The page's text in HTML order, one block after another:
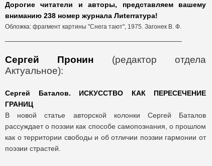
Дорогие читатели и авторы, представляем вашему
вниманию 238 номер журнала Лиterraтура!
Обложка: фрагмент картины "Снега тают", 1975. Загонек В. Ф.
Сергей Пронин (редактор отдела
Актуальное):
Сергей Баталов. ИСКУССТВО КАК ПЕРЕСЕЧЕНИЕ
ГРАНИЦ
В новой статье авторской колонки Сергей Баталов
рассуждает о поэзии как способе самопознания, о прошлом
как о территории свободы и об отличии поэзии гармонии от
поэзии страстей.